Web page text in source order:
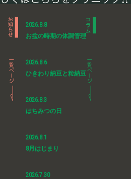
2026.8.8
お盆の時期の体調管理
2026.8.6
ひきわり納豆と粒納豆
2026.8.3
はちみつの日
2026.8.1
8月はじまり
2026.7.30